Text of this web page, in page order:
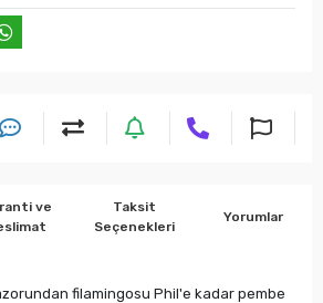
ve
Taksit
Seçenekleri
Yorumlar
filamingosu Phil'e kadar pembe